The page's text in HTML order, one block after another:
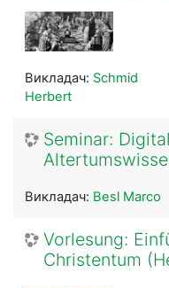
Викладач: Schmid
Herbert
Seminar:
Викладач: Besl Marco
Vorlesung:
Christentum